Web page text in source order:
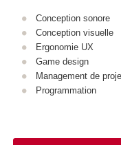
Conception sonore
Conception visuelle
Ergonomie UX
Game design
Management de
Programmation